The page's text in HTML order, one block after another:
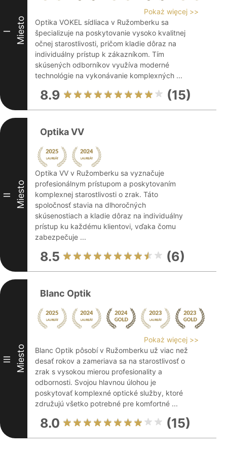
I Miesto
Pokaż więcej >>
Optika VOKEL sídliaca v Ružomberku sa
špecializuje na poskytovanie vysoko kvalitnej
očnej starostlivosti, pričom kladie dôraz na
individuálny prístup k zákazníkom. Tím
skúsených odborníkov využíva moderné
technológie na vykonávanie komplexných ...
8.9 (15)
II Miesto
Optika VV
Optika VV v Ružomberku sa vyznačuje
profesionálnym prístupom a poskytovaním
komplexnej starostlivosti o zrak. Táto
spoločnosť stavia na dlhoročných
skúsenostiach a kladie dôraz na individuálny
prístup ku každému klientovi, vďaka čomu
zabezpečuje ...
8.5 (6)
III Miesto
Blanc Optik
Pokaż więcej >>
Blanc Optik pôsobí v Ružomberku už viac než
desať rokov a zameriava sa na starostlivosť o
zrak s vysokou mierou profesionality a
odbornosti. Svojou hlavnou úlohou je
poskytovať komplexné optické služby, ktoré
združujú všetko potrebné pre komfortné ...
8.0 (15)